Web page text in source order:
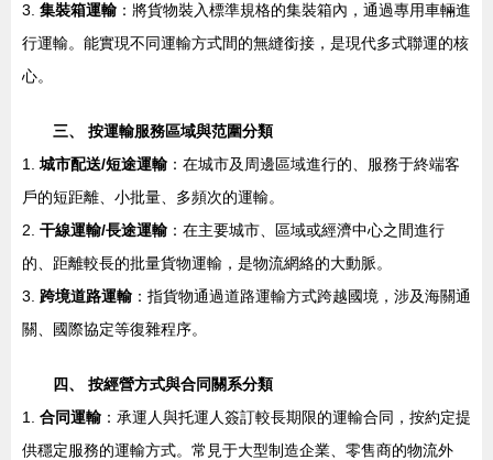
3. 集裝箱運輸 ：將貨物裝入標準規格的集裝箱內，通過專用車輛進
行運輸。能實現不同運輸方式間的無縫銜接，是現代多式聯運的核
心。
三、 按運輸服務區域與范圍分類
1. 城市配送/短途運輸 ：在城市及周邊區域進行的、服務于終端客
戶的短距離、小批量、多頻次的運輸。
2. 干線運輸/長途運輸 ：在主要城市、區域或經濟中心之間進行
的、距離較長的批量貨物運輸，是物流網絡的大動脈。
3. 跨境道路運輸 ：指貨物通過道路運輸方式跨越國境，涉及海關通
關、國際協定等復雜程序。
四、 按經營方式與合同關系分類
1. 合同運輸 ：承運人與托運人簽訂較長期限的運輸合同，按約定提
供穩定服務的運輸方式。常見于大型制造企業、零售商的物流外